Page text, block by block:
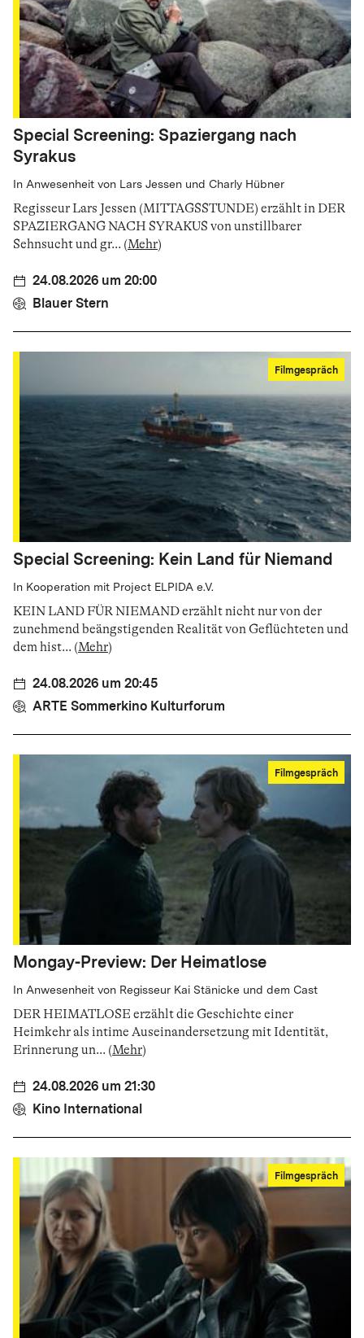
Special Screening: Spaziergang nach
Syrakus
In Anwesenheit von Lars Jessen und Charly Hübner
Regisseur Lars Jessen (MITTAGSSTUNDE) erzählt in DER
SPAZIERGANG NACH SYRAKUS von unstillbarer
Sehnsucht und gr... (Mehr)
24.08.2026 um 20:00
Blauer Stern
Filmgespräch
Special Screening: Kein Land für Niemand
In Kooperation mit Project ELPIDA e.V.
KEIN LAND FÜR NIEMAND erzählt nicht nur von der
zunehmend beängstigenden Realität von Geflüchteten und
dem hist... (Mehr)
24.08.2026 um 20:45
ARTE Sommerkino Kulturforum
Filmgespräch
Mongay-Preview: Der Heimatlose
In Anwesenheit von Regisseur Kai Stänicke und dem Cast
DER HEIMATLOSE erzählt die Geschichte einer
Heimkehr als intime Auseinandersetzung mit Identität,
Erinnerung un... (Mehr)
24.08.2026 um 21:30
Kino International
Filmgespräch